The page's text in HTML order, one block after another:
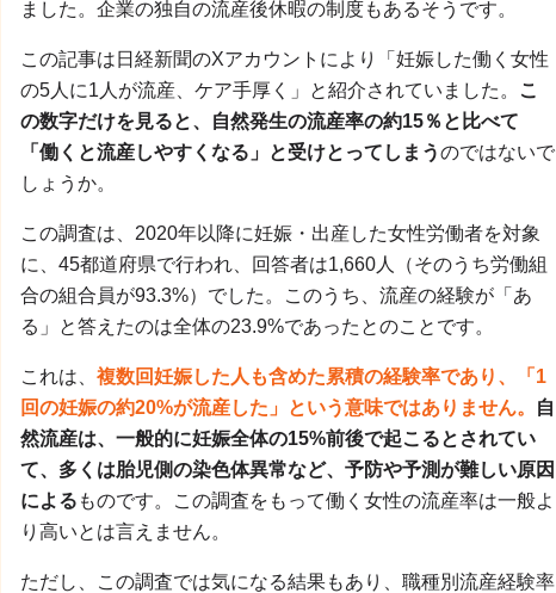
ました。企業の独自の流産後休暇の制度もあるそうです。
この記事は日経新聞のXアカウントにより「妊娠した働く女性
の5人に1人が流産、ケア手厚く」と紹介されていました。
こ
の数字だけを見ると、自然発生の流産率の約15％と比べて
「働くと流産しやすくなる」と受けとってしまうのではないで
しょうか。
この調査は、2020年以降に妊娠・出産した女性労働者を対象
に、45都道府県で行われ、回答者は1,660人（そのうち労働組
合の組合員が93.3%）でした。このうち、流産の経験が「あ
る」と答えたのは全体の23.9%であったとのことです。
これは、 複数回妊娠した人も含めた累積の経験率であり、「1
回の妊娠の約20%が流産した」という意味ではありません。
自
然流産は、一般的に妊娠全体の15%前後で起こるとされてい
て、多くは胎児側の染色体異常など、予防や予測が難しい原因
による ものです。この調査をもって働く女性の流産率は一般よ
り高いとは言えません。
ただし、この調査では気になる結果もあり、職種別流産経験率